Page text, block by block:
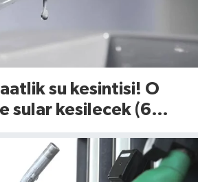
su kesintisi! O
sular kesilecek (6